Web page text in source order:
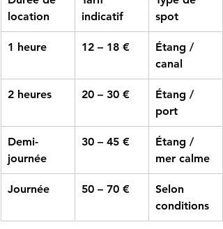
location
indicatif
spot
1 heure 12 – 18 €
Étang /
canal
2 heures 20 – 30 €
Étang /
port
Demi-
journée
30 – 45 €
Étang /
mer calme
Journée 50 – 70 €
Selon
conditions